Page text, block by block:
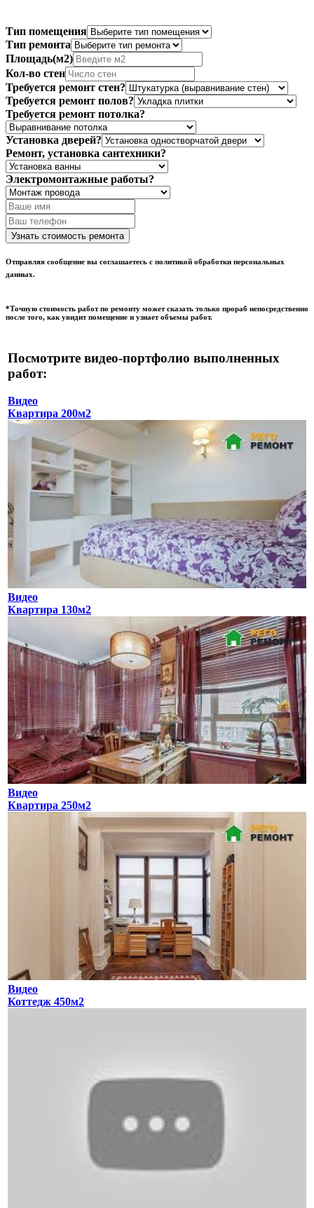
Тип помещения
Тип ремонта
Площадь(м2)
Кол-во стен
Требуется ремонт стен?
Требуется ремонт полов?
Требуется ремонт потолка?
Установка дверей?
Ремонт, установка сантехники?
Электромонтажные работы?
Отправляя сообщение вы соглашаетесь с политикой обработки персональных
данных.
*Точную стоимость работ по ремонту может сказать только прораб непосредственно
после того, как увидит помещение и узнает объемы работ.
Посмотрите видео-портфолио выполненных
работ:
Видео
Квартира 200м2
Видео
Квартира 130м2
Видео
Квартира 250м2
Видео
Коттедж 450м2